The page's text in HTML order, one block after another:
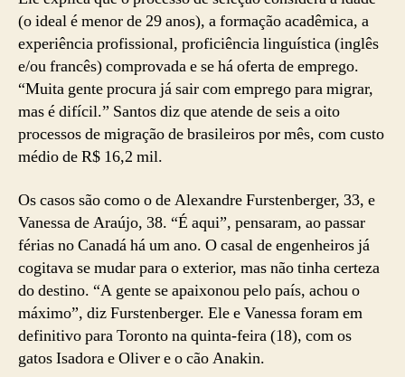
(o ideal é menor de 29 anos), a formação acadêmica, a
experiência profissional, proficiência linguística (inglês
e/ou francês) comprovada e se há oferta de emprego.
“Muita gente procura já sair com emprego para migrar,
mas é difícil.” Santos diz que atende de seis a oito
processos de migração de brasileiros por mês, com custo
médio de R$ 16,2 mil.
Os casos são como o de Alexandre Furstenberger, 33, e
Vanessa de Araújo, 38. “É aqui”, pensaram, ao passar
férias no Canadá há um ano. O casal de engenheiros já
cogitava se mudar para o exterior, mas não tinha certeza
do destino. “A gente se apaixonou pelo país, achou o
máximo”, diz Furstenberger. Ele e Vanessa foram em
definitivo para Toronto na quinta-feira (18), com os
gatos Isadora e Oliver e o cão Anakin.